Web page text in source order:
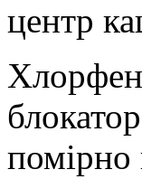
центр
помірно